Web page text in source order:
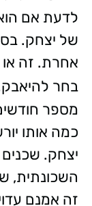
לדעת אם
של יצחק.
אחרת. זה או
בחר
מספר
כמה אותו
יצחק.
השכונתית,
זה אמנם